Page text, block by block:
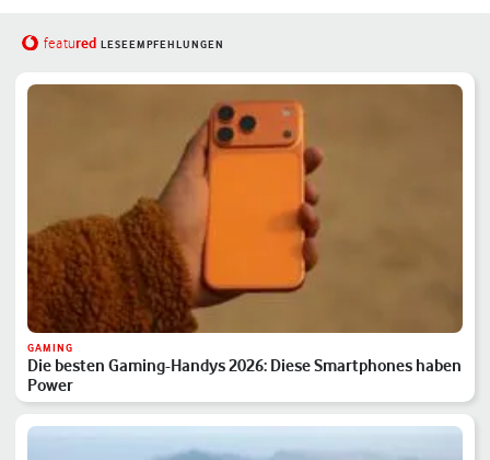
featured LESEEMPFEHLUNGEN
GAMING
Die besten Gaming-Handys 2026: Diese Smartphones haben
Power